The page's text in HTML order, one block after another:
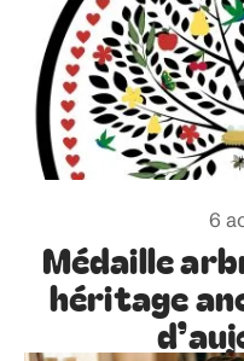
6
Médaille
héritage